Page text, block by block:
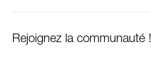
Rejoignez la communauté !